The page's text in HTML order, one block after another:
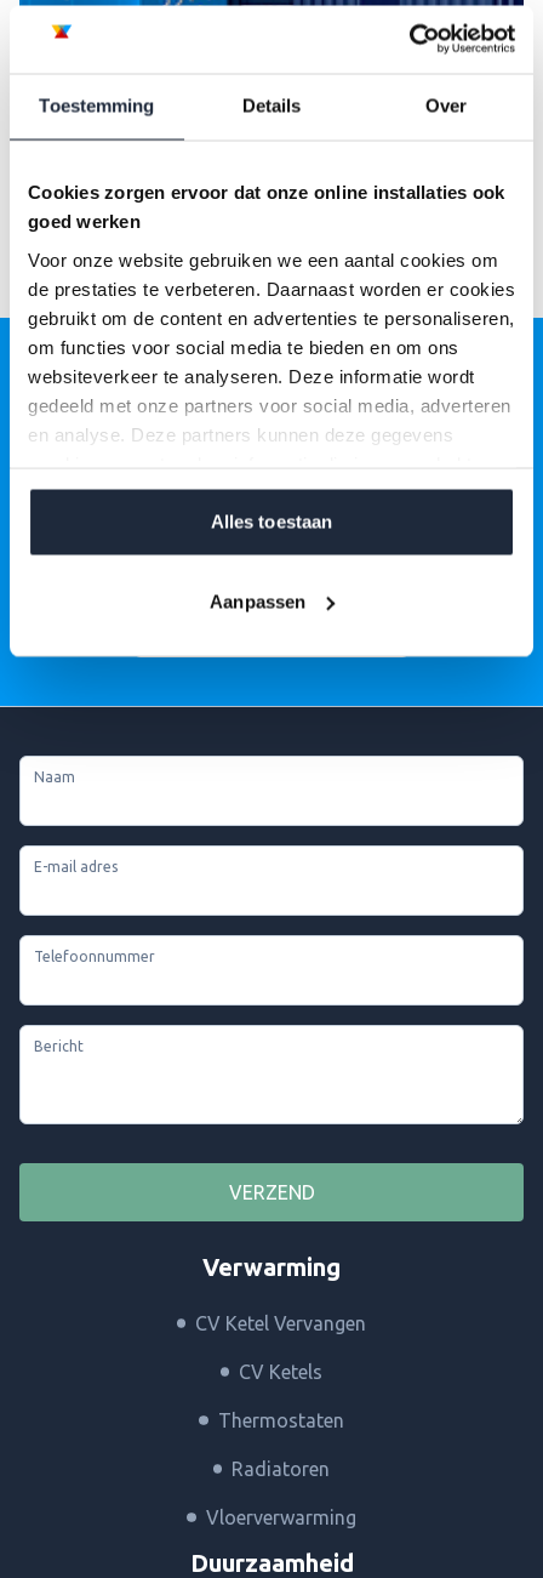
Toestemming Details Over
Cookies zorgen ervoor dat onze online installaties ook
goed werken
Voor onze website gebruiken we een aantal cookies om
de prestaties te verbeteren. Daarnaast worden er cookies
gebruikt om de content en advertenties te personaliseren,
om functies voor social media te bieden en om ons
websiteverkeer te analyseren. Deze informatie wordt
gedeeld met onze partners voor social media, adverteren
en analyse. Deze partners kunnen deze gegevens
verstrekt of die ze hebben verzameld op basis van jouw
gebruik van hun services.Alles toestaan
Aanpassen
Wees verzekerd van professioneel
onderhoud
onderhoud van jouw woning of bedrijfspand? Plan nu een
vrijblijvende afspraak en ontdek wat wij voor jou kunnen
betekenen.
Verwarming
CV Ketel Vervangen
CV Ketels
Thermostaten
Radiatoren
Vloerverwarming
Duurzaamheid
Naam
E-mail adres
Telefoonnummer
Bericht
VERZEND